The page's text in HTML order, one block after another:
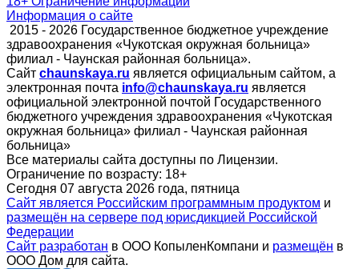
Информация о сайте
2015 - 2026 Государственное бюджетное учреждение
здравоохранения «Чукотская окружная больница»
филиал - Чаунская районная больница».
Сайт chaunskaya.ru является официальным сайтом, а
электронная почта info@chaunskaya.ru является
официальной электронной почтой Государственного
бюджетного учреждения здравоохранения «Чукотская
окружная больница» филиал - Чаунская районная
больница»
Все материалы сайта доступны по Лицензии.
Ограничение по возрасту: 18+
Сегодня 07 августа 2026 года, пятница
Сайт является Российским программным продуктом и
размещён на сервере под юрисдикцией Российской
Федерации
Сайт разработан в ООО КопыленКомпани и размещён в
ООО Дом для сайта.